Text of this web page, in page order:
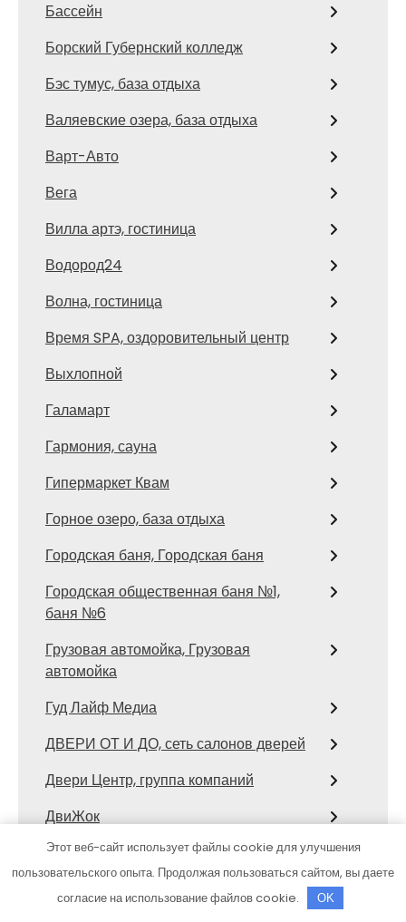
Бассейн
Борский Губернский колледж
Бэс тумус, база отдыха
Валяевские озера, база отдыха
Варт-Авто
Вега
Вилла артэ, гостиница
Водород24
Волна, гостиница
Время SPA, оздоровительный центр
Выхлопной
Галамарт
Гармония, сауна
Гипермаркет Квам
Горное озеро, база отдыха
Городская баня, Городская баня
Городская общественная баня №1,
баня №6
Грузовая автомойка, Грузовая
автомойка
Гуд Лайф Медиа
ДВЕРИ ОТ И ДО, сеть салонов дверей
Двери Центр, группа компаний
ДвиЖок
Дворянское гнездо, гостиничный
комплекс
Этот веб-сайт использует файлы cookie для улучшения
пользовательского опыта. Продолжая пользоваться сайтом, вы даете
согласие на использование файлов cookie.
OK